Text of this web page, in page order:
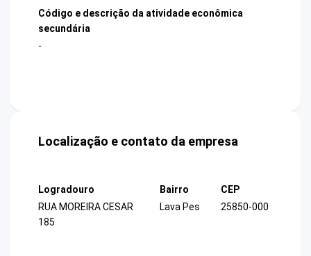
Código e descrição da atividade econômica
secundária
-
Localização e contato da empresa
Logradouro
RUA MOREIRA CESAR
185
Bairro
Lava Pes
CEP
25850-000